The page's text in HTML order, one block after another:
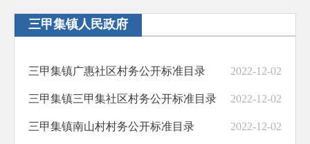
全体会议
防范化解重大风险
医疗卫生
稳岗就业
三甲集镇人民政府
三甲集镇广惠社区村务公开标准目录 2022-12-02
三甲集镇三甲集社区村务公开标准目录 2022-12-02
三甲集镇南山村村务公开标准目录 2022-12-02